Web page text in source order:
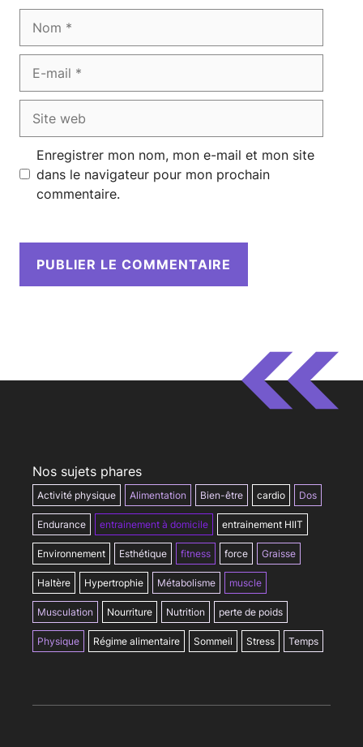
mail
web
Enregistrer mon nom, mon e-mail et mon site
dans le navigateur pour mon prochain
commentaire.
Nos sujets phares
Activité physique Alimentation Bien-être cardio Dos
Endurance entrainement à domicile entrainement HIIT
Environnement Esthétique fitness force Graisse
Haltère Hypertrophie Métabolisme muscle
Musculation Nourriture Nutrition perte de poids
Physique Régime alimentaire Sommeil Stress Temps